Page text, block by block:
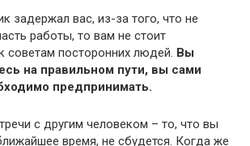
задержал вас, из-за того, что не
работы, то вам не стоит
советам посторонних людей. Вы
на правильном пути, вы сами
предпринимать.
с другим человеком – то, что вы
время, не сбудется. Когда же